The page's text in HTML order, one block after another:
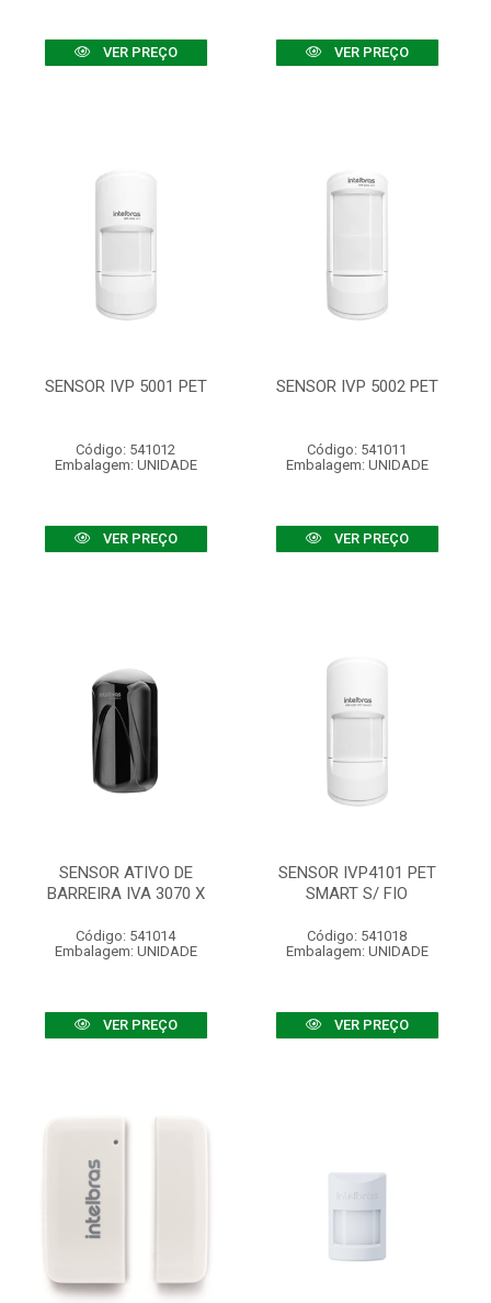
VER PREÇO VER PREÇO
SENSOR IVP 5001 PET
Código: 541012
Embalagem: UNIDADE
VER PREÇO
SENSOR IVP 5002 PET
Código: 541011
Embalagem: UNIDADE
VER PREÇO
SENSOR ATIVO DE
BARREIRA IVA 3070 X
Código: 541014
Embalagem: UNIDADE
VER PREÇO
SENSOR IVP4101 PET
SMART S/ FIO
Código: 541018
Embalagem: UNIDADE
VER PREÇO